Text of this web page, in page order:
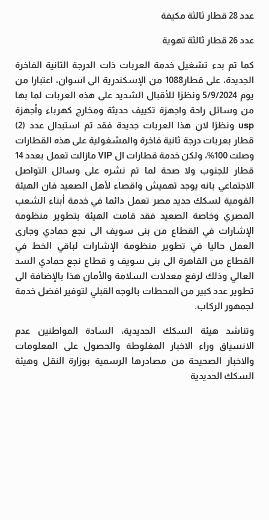
عدد 28 قطار ثالثة مكيفة
عدد 26 قطار ثالثة تهوية
كما تم بدء تشغيل خدمة العربات ذات الدرجة الثانية الفاخرة
الجديدة، على قطار1088 من الإسكندرية الى اسوان، اعتبارا من
يوم 5/9/2024 ونظرًا للأقبال الشديد على هذه العربات لما بها
من وسائل راحة واجهزة تكييف حديثة ومخارج كهرباء وأجهزة
usp ونظرًا لان هذا العربات جديدة فقد تم استبدال عدد (2)
قطار بعربات درجة ثانية فاخرة والمشغولية على هذه القطارات
وصلت 100%، ولكن خدمة قطارات ال VIP مازالت تعمل بعدد 14
قطار للجنوب ولا صحة لما تم نشره على وسائل التواصل
الاجتماعي بانه يوجد تهميش واقصاء لأهل الصعيد فان الهيئة
القومية لسكك حديد مصر تعمل دائما في خدمة أبناء الشعب
المصري وخاصة الصعيد فقد قامت الهيئة بتطوير منظومة
الإشارات في القطاع من بنى سويف الى نجع حمادي وجارى
العمل حاليا في تطوير منظومة الإشارات لباقي الخط في
القطاع من القاهرة الى بنى سويف و قطاع نجع حمادي السد
العالي وذلك لرفع معدلات السلامة والأمان هذا بالإضافة الى
تطوير عدد كبير من المحطات بالوجه القبلي لتوفير افضل خدمة
لجمهور الركاب.
وتناشد هيئة السكك الحديدية، السادة المواطنين عدم
الانسياق وراء الاخبار المغلوطة والحصول على المعلومات
والاخبار الصحيحة من مصادرها الرسمية بوزارة النقل وهيئة
السكك الحديدية